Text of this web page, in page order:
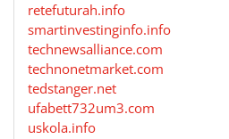
retefuturah.info
smartinvestinginfo.info
technewsalliance.com
technonetmarket.com
tedstanger.net
ufabett732um3.com
uskola.info